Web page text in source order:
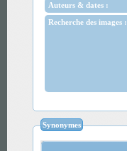
Auteurs & dates :
Recherche des images :
Synonymes